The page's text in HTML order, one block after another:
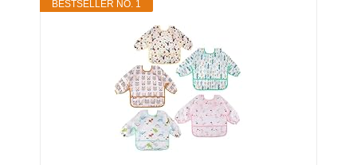
BESTSELLER NO. 1